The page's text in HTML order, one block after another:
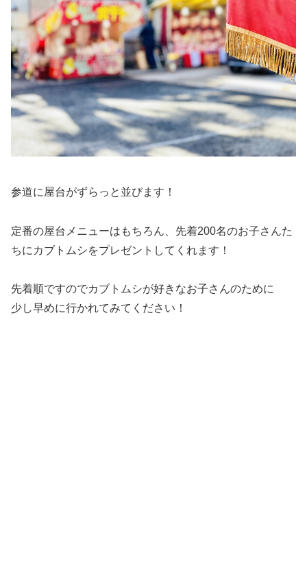
参道に屋台がずらっと並びます！
定番の屋台メニューはもちろん、先着200名のお子さんた
ちにカブトムシをプレゼントしてくれます！
先着順ですのでカブトムシが好きなお子さんのために
少し早めに行かれてみてください！